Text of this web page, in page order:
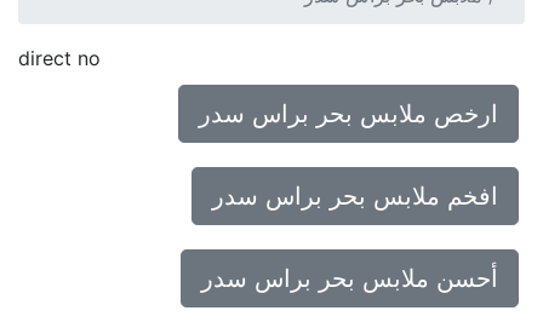
direct no
ارخص ملابس بحر براس سدر
افخم ملابس بحر براس سدر
أحسن ملابس بحر براس سدر